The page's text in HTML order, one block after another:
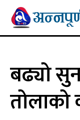
बढ्यो